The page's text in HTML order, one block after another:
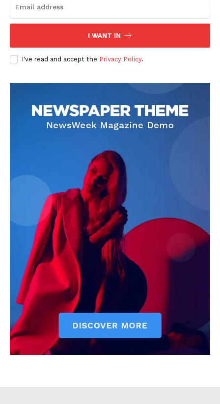
I WANT IN
I've read and accept the Privacy Policy.